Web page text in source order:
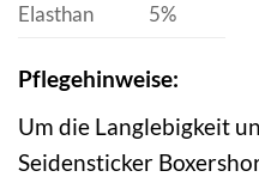
Elasthan
5%
Pflegehinweise:
Um die Langlebigkeit
Seidensticker